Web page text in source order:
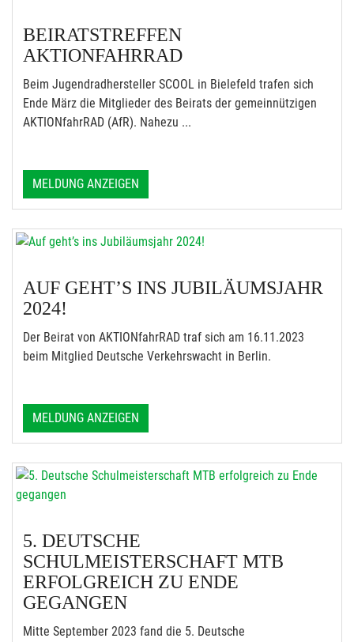
BEIRATSTREFFEN
AKTIONFAHRRAD
Beim Jugendradhersteller SCOOL in Bielefeld trafen sich
Ende März die Mitglieder des Beirats der gemeinnützigen
AKTIONfahrRAD (AfR). Nahezu ...
MELDUNG ANZEIGEN
AUF GEHT’S INS JUBILÄUMSJAHR
2024!
Der Beirat von AKTIONfahrRAD traf sich am 16.11.2023
beim Mitglied Deutsche Verkehrswacht in Berlin.
MELDUNG ANZEIGEN
5. DEUTSCHE
SCHULMEISTERSCHAFT MTB
ERFOLGREICH ZU ENDE
GEGANGEN
Mitte September 2023 fand die 5. Deutsche